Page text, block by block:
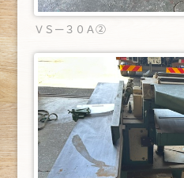
ＶＳー３０Ａ②